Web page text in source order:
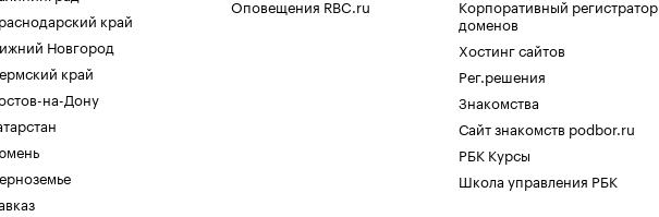
край
Новгород
край
на-Дону
Оповещения RBC.ru
Корпоративный регистратор
доменов
Хостинг сайтов
Рег.решения
Знакомства
Сайт знакомств podbor.ru
РБК Курсы
Школа управления РБК